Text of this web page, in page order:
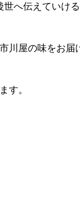
へ伝えていけ
屋の味をお届
す。